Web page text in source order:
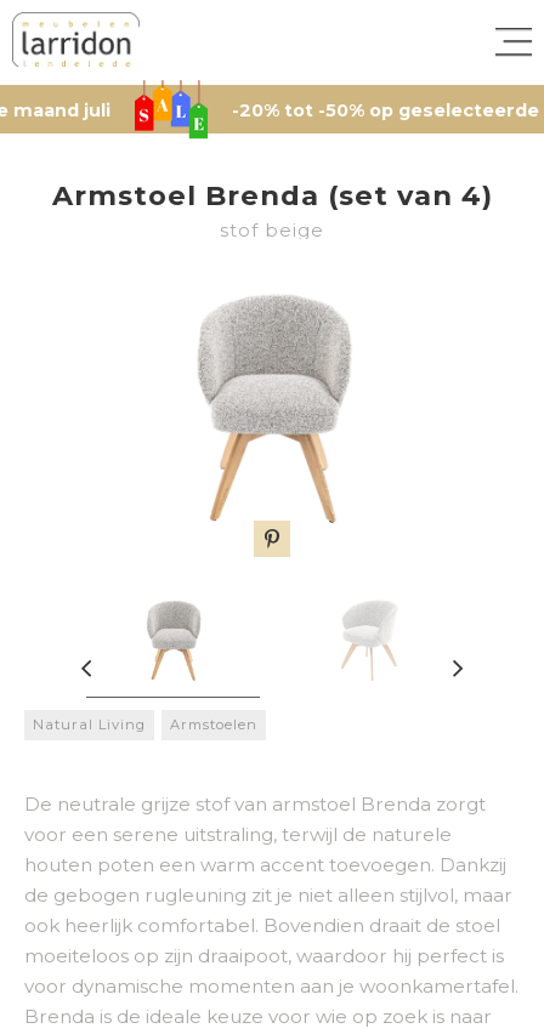
juli -20% tot -50% op geselecteerde
Armstoel Brenda (set van 4)
stof beige
Natural Living Armstoelen
De neutrale grijze stof van armstoel Brenda zorgt
voor een serene uitstraling, terwijl de naturele
houten poten een warm accent toevoegen. Dankzij
de gebogen rugleuning zit je niet alleen stijlvol, maar
ook heerlijk comfortabel. Bovendien draait de stoel
moeiteloos op zijn draaipoot, waardoor hij perfect is
voor dynamische momenten aan je woonkamertafel.
Brenda is de ideale keuze voor wie op zoek is naar